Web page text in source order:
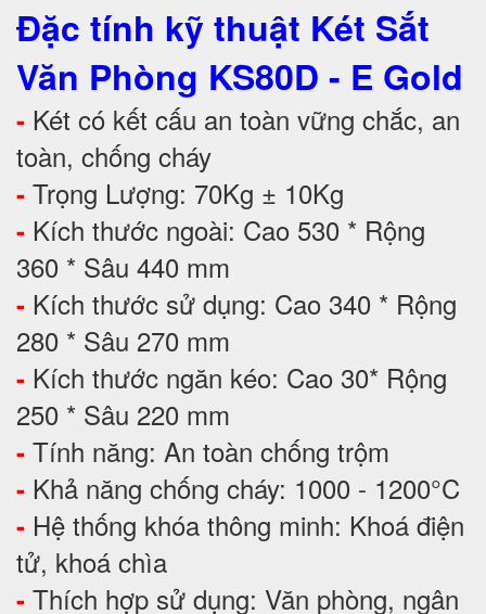
Đặc tính kỹ thuật Két Sắt
Văn Phòng KS80D - E Gold
- Két có kết cấu an toàn vững chắc, an
toàn, chống cháy
- Trọng Lượng: 70Kg ± 10Kg
- Kích thước ngoài: Cao 530 * Rộng
360 * Sâu 440 mm
- Kích thước sử dụng: Cao 340 * Rộng
280 * Sâu 270 mm
- Kích thước ngăn kéo: Cao 30* Rộng
250 * Sâu 220 mm
- Tính năng: An toàn chống trộm
- Khả năng chống cháy: 1000 - 1200°C
- Hệ thống khóa thông minh: Khoá điện
tử, khoá chìa
- Thích hợp sử dụng: Văn phòng, ngân